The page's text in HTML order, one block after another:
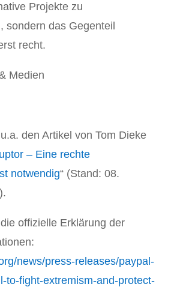
Projekte zu
sondern das Gegenteil
recht.
Medien
den Artikel von Tom Dieke
– Eine rechte
notwendig“ (Stand: 08.
offizielle Erklärung der
news/press-releases/paypal-
to-fight-extremism-and-protect-